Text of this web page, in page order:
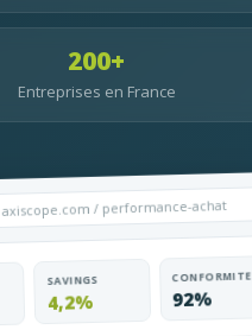
200+
Entreprises en France
axiscope.com / performance-achat
SAVINGS
4,2%
CONFORMITE
92%